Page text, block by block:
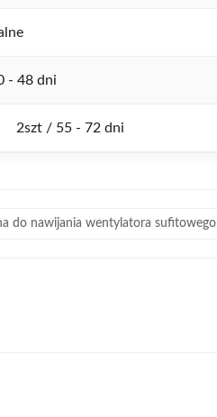
- 48 dni
2szt / 55 - 72 dni
do nawijania wentylatora sufitowego